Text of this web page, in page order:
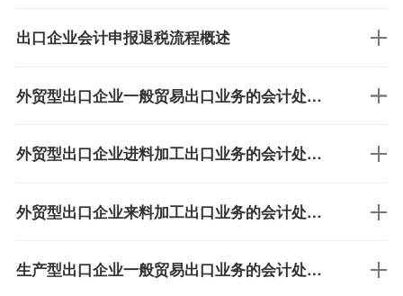
出口企业会计申报退税流程概述
外贸型出口企业一般贸易出口业务的会计处理与核算
外贸型出口企业进料加工出口业务的会计处理与核算
外贸型出口企业来料加工出口业务的会计处理与核算
生产型出口企业一般贸易出口业务的会计处理与核算